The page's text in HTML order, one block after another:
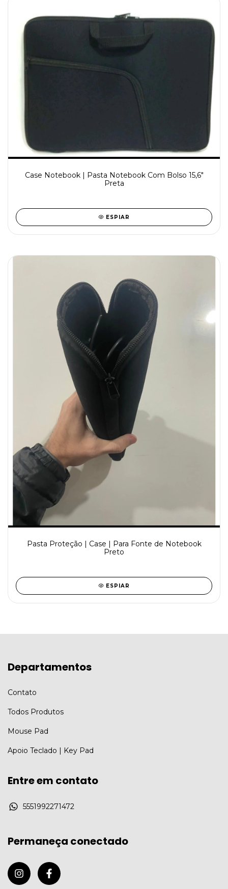
Case Notebook | Pasta Notebook Com Bolso 15,6"
Preta
ESPIAR
Pasta Proteção | Case | Para Fonte de Notebook
Preto
ESPIAR
Departamentos
Contato
Todos Produtos
Mouse Pad
Apoio Teclado | Key Pad
Entre em contato
5551992271472
Permaneça conectado